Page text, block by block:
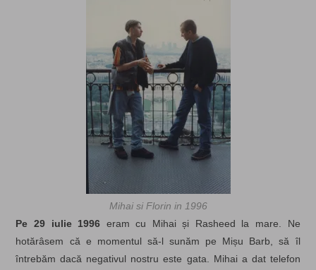
Mihai si Florin in 1996
Pe 29 iulie 1996 eram cu Mihai și Rasheed la mare. Ne
hotărâsem că e momentul să-l sunăm pe Mișu Barb, să îl
întrebăm dacă negativul nostru este gata. Mihai a dat telefon